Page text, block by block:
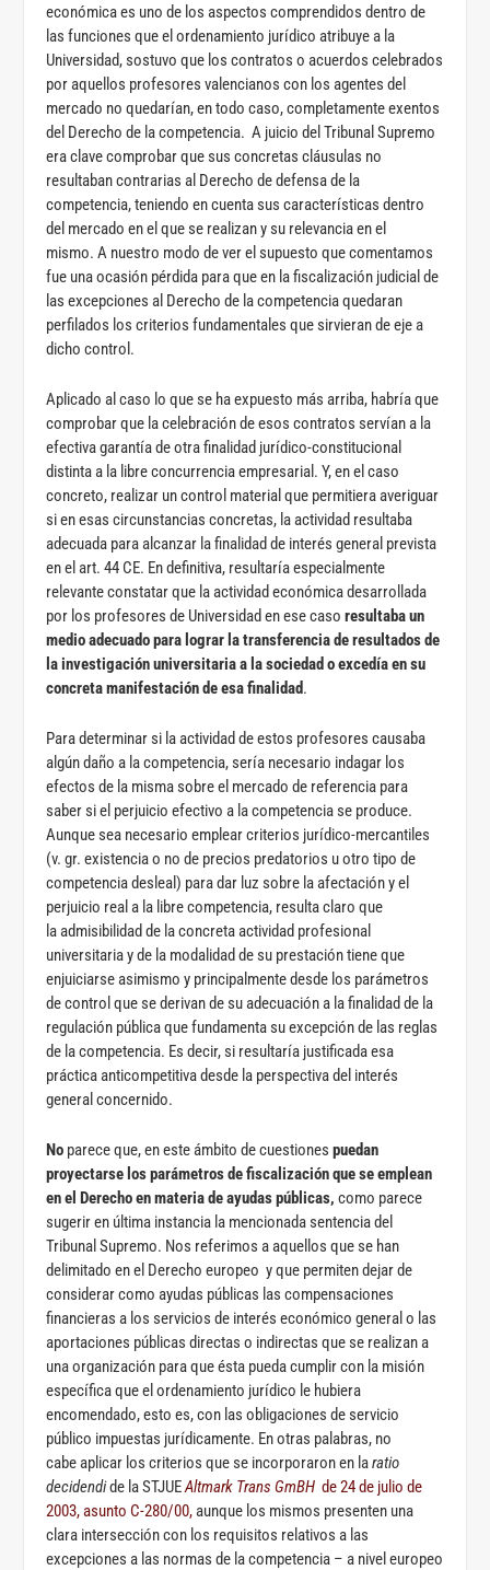
económica es uno de los aspectos comprendidos dentro de
las funciones que el ordenamiento jurídico atribuye a la
Universidad, sostuvo que los contratos o acuerdos celebrados
por aquellos profesores valencianos con los agentes del
mercado no quedarían, en todo caso, completamente exentos
del Derecho de la competencia. A juicio del Tribunal Supremo
era clave comprobar que sus concretas cláusulas no
resultaban contrarias al Derecho de defensa de la
competencia, teniendo en cuenta sus características dentro
del mercado en el que se realizan y su relevancia en el
mismo. A nuestro modo de ver el supuesto que comentamos
fue una ocasión pérdida para que en la fiscalización judicial de
las excepciones al Derecho de la competencia quedaran
perfilados los criterios fundamentales que sirvieran de eje a
dicho control.
Aplicado al caso lo que se ha expuesto más arriba, habría que
comprobar que la celebración de esos contratos servían a la
efectiva garantía de otra finalidad jurídico-constitucional
distinta a la libre concurrencia empresarial. Y, en el caso
concreto, realizar un control material que permitiera averiguar
si en esas circunstancias concretas, la actividad resultaba
adecuada para alcanzar la finalidad de interés general prevista
en el art. 44 CE. En definitiva, resultaría especialmente
relevante constatar que la actividad económica desarrollada
por los profesores de Universidad en ese casoresultaba un
medio adecuado para lograr la transferencia de resultados de
la investigación universitaria a la sociedad o excedía en su
concreta manifestación de esa finalidad.
Para determinar si la actividad de estos profesores causaba
algún daño a la competencia, sería necesario indagar los
efectos de la misma sobre el mercado de referencia para
saber si el perjuicio efectivo a la competencia se produce.
Aunque sea necesario emplear criterios jurídico-mercantiles
(v. gr. existencia o no de precios predatorios u otro tipo de
competencia desleal) para dar luz sobre la afectación y el
perjuicio real a la libre competencia, resulta claro que
la admisibilidad de la concreta actividad profesional
universitaria y de la modalidad de su prestación tiene que
enjuiciarse asimismo y principalmente desde los parámetros
de control que se derivan de su adecuación a la finalidad de la
regulación pública que fundamenta su excepción de las reglas
de la competencia. Es decir, si resultaría justificada esa
práctica anticompetitiva desde la perspectiva del interés
general concernido.
No parece que, en este ámbito de cuestionespuedan
proyectarse los parámetros de fiscalización que se emplean
en el Derecho en materia de ayudas públicas,como parece
sugerir en última instancia la mencionada sentencia del
Tribunal Supremo. Nos referimos a aquellos que se han
delimitado en el Derecho europeo y que permiten dejar de
considerar como ayudas públicas las compensaciones
financieras a los servicios de interés económico general o las
aportaciones públicas directas o indirectas que se realizan a
una organización para que ésta pueda cumplir con la misión
específica que el ordenamiento jurídico le hubiera
encomendado, esto es, con las obligaciones de servicio
público impuestas jurídicamente. En otras palabras, no
cabe aplicar los criterios que se incorporaron en laratio
decidendide la STJUEAltmark Trans GmBH de 24 de julio de
2003, asunto C-280/00,aunque los mismos presenten una
clara intersección con los requisitos relativos a las
excepciones a las normas de la competencia – a nivel europeo